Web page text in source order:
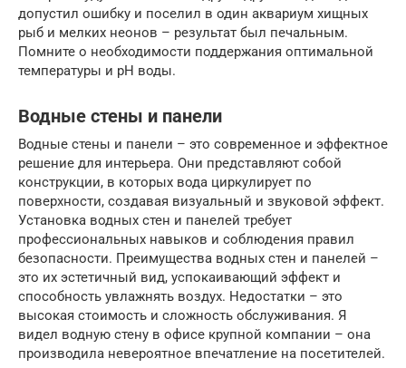
допустил ошибку и поселил в один аквариум хищных
рыб и мелких неонов – результат был печальным.
Помните о необходимости поддержания оптимальной
температуры и pH воды.
Водные стены и панели
Водные стены и панели – это современное и эффектное
решение для интерьера. Они представляют собой
конструкции, в которых вода циркулирует по
поверхности, создавая визуальный и звуковой эффект.
Установка водных стен и панелей требует
профессиональных навыков и соблюдения правил
безопасности. Преимущества водных стен и панелей –
это их эстетичный вид, успокаивающий эффект и
способность увлажнять воздух. Недостатки – это
высокая стоимость и сложность обслуживания. Я
видел водную стену в офисе крупной компании – она
производила невероятное впечатление на посетителей.